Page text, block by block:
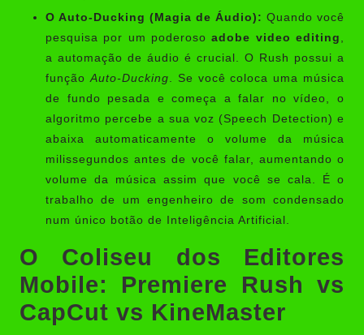
O Auto-Ducking (Magia de Áudio): Quando você
pesquisa por um poderosoadobe video editing ,
a automação de áudio é crucial. O Rush possui a
funçãoAuto-Ducking. Se você coloca uma música
de fundo pesada e começa a falar no vídeo, o
algoritmo percebe a sua voz (Speech Detection) e
abaixa automaticamente o volume da música
milissegundos antes de você falar, aumentando o
volume da música assim que você se cala. É o
trabalho de um engenheiro de som condensado
num único botão de Inteligência Artificial.
O Coliseu dos Editores
Mobile: Premiere Rush vs
CapCut vs KineMaster